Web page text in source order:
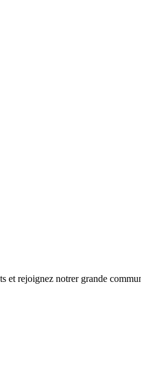
et rejoignez notrer grande